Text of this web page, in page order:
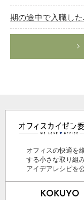
期の途中で入職し
オフィスの快適を
する小さな取り組み
アイデアレシピを